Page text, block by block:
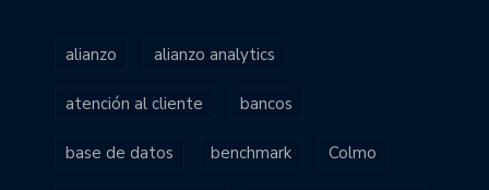
alianzo alianzo analytics
atención al cliente bancos
base de datos benchmark Colmo